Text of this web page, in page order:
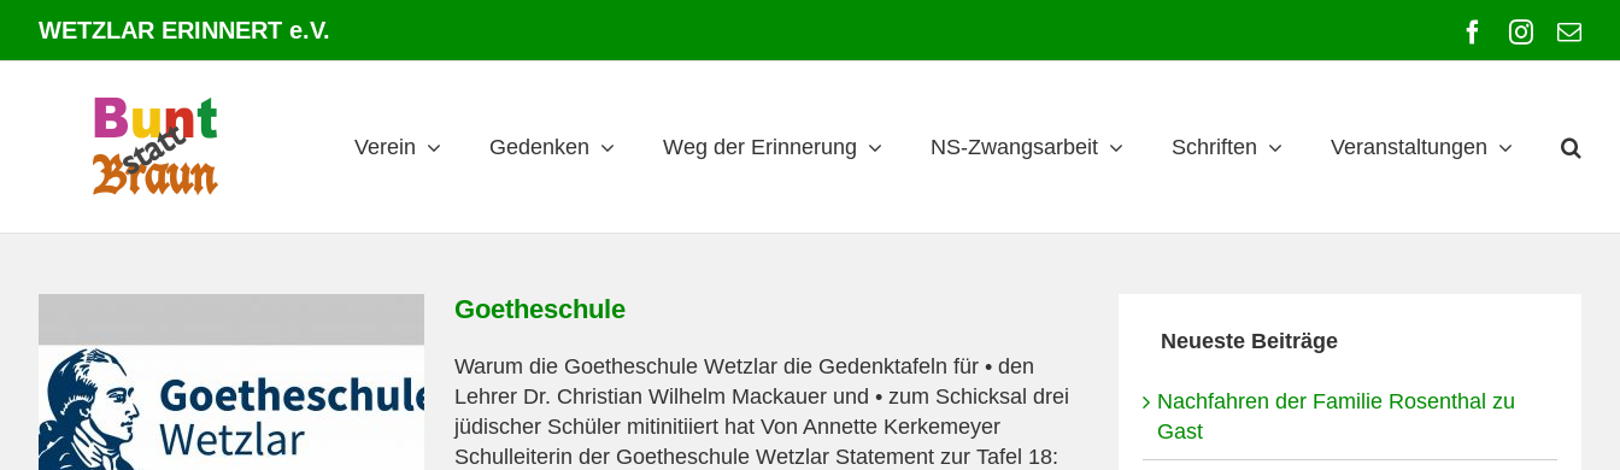
InhaltWETZLAR ERINNERT e.V. FacebookE-
Verein Gedenken Weg der Erinnerung NS-Zwangsarbeit Schriften Veranstaltungen
Goetheschule
Warum die Goetheschule Wetzlar die Gedenktafeln für • den
Lehrer Dr. Christian Wilhelm Mackauer und • zum Schicksal drei
jüdischer Schüler mitinitiiert hat Von Annette Kerkemeyer
Schulleiterin der Goetheschule Wetzlar Statement zur Tafel 18:
Neueste Beiträge
Nachfahren der Familie Rosenthal zu
Gast